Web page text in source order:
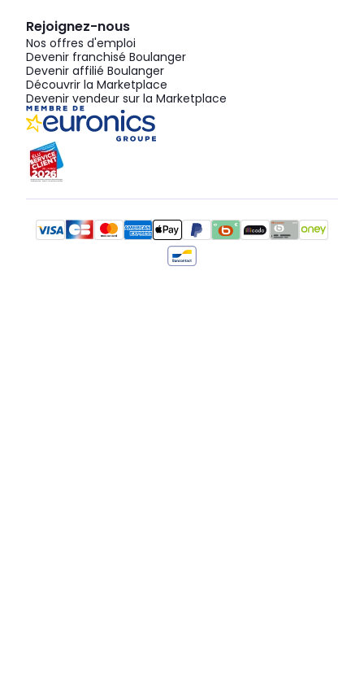
Rejoignez-nous
Nos offres d'emploi
Devenir franchisé Boulanger
Devenir affilié Boulanger
Découvrir la Marketplace
Devenir vendeur sur la Marketplace